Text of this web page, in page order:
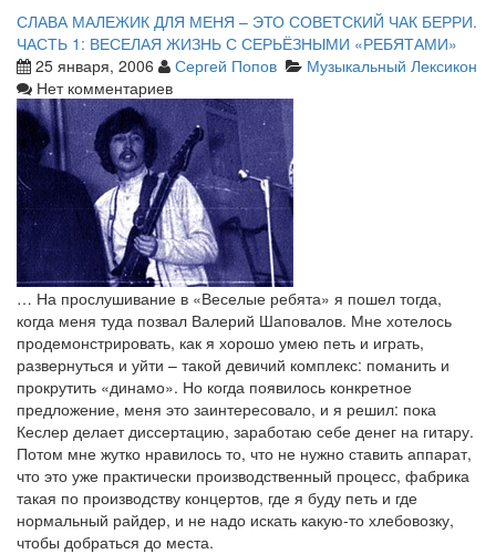
СЛАВА МАЛЕЖИК ДЛЯ МЕНЯ – ЭТО СОВЕТСКИЙ ЧАК БЕРРИ.
ЧАСТЬ 1: ВЕСЕЛАЯ ЖИЗНЬ С СЕРЬЁЗНЫМИ «РЕБЯТАМИ»
25 января, 2006
Сергей Попов
Музыкальный Лексикон
Нет комментариев
… На прослушивание в «Веселые ребята» я пошел тогда,
когда меня туда позвал Валерий Шаповалов. Мне хотелось
продемонстрировать, как я хорошо умею петь и играть,
развернуться и уйти – такой девичий комплекс: поманить и
прокрутить «динамо». Но когда появилось конкретное
предложение, меня это заинтересовало, и я решил: пока
Кеслер делает диссертацию, заработаю себе денег на гитару.
Потом мне жутко нравилось то, что не нужно ставить аппарат,
что это уже практически производственный процесс, фабрика
такая по производству концертов, где я буду петь и где
нормальный райдер, и не надо искать какую-то хлебовозку,
чтобы добраться до места.